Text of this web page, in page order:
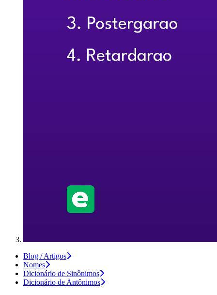
Blog / Artigos
Nomes
Dicionário de Sinônimos
Dicionário de Antônimos